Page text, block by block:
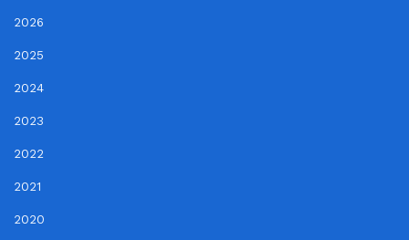
2026
2025
2024
2023
2022
2021
2020